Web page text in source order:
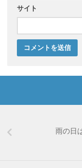
サイト
雨の日